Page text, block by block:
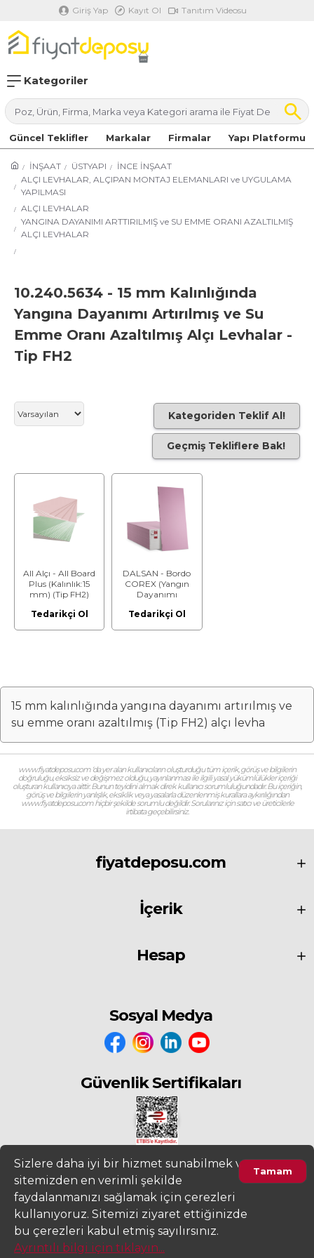
Giriş Yap Kayıt Ol Tanıtım Videosu
Kategoriler
Güncel Teklifler Markalar Firmalar Yapı Platformu
İNŞAAT ÜSTYAPI
İNCE İNŞAAT
ALÇI LEVHALAR, ALÇIPAN MONTAJ ELEMANLARI ve UYGULAMA
YAPILMASI
ALÇI LEVHALAR
YANGINA DAYANIMI ARTTIRILMIŞ ve SU EMME ORANI AZALTILMIŞ
ALÇI LEVHALAR
10.240.5634 - 15 mm Kalınlığında
Yangına Dayanımı Artırılmış ve Su
Emme Oranı Azaltılmış Alçı Levhalar -
Tip FH2
Kategoriden Teklif Al!
Geçmiş Tekliflere Bak!
All Alçı - All Board
Plus (Kalınlık:15
mm) (Tip FH2)
Tedarikçi Ol
DALSAN - Bordo
COREX (Yangın
Dayanımı
Emme Oranı
Tedarikçi Ol
15 mm kalınlığında yangına dayanımı artırılmış ve
su emme oranı azaltılmış (Tip FH2) alçı levha
www.fiyatdeposu.com ‘da yer alan kullanıcıların oluşturduğu tüm içerik, görüş ve bilgilerin
doğruluğu, eksiksiz ve değişmez olduğu, yayınlanması ile ilgili yasal yükümlülükler içeriği
oluşturan kullanıcıya aittir. Bunun teyidini almak direk kullanıcı sorumluluğundadır. Bu içeriğin,
görüş ve bilgilerin yanlışlık, eksiklik veya yasalarla düzenlenmiş kurallara aykırılığından
www.fiyatdeposu.com hiçbir şekilde sorumlu değildir. Sorularınız için satıcı ve üreticilerle
irtibata geçebilirsiniz.
fiyatdeposu.com
İçerik
Hesap
Sosyal Medya
Güvenlik Sertifikaları
2022 www.fiyatdeposu.com
Altera Bilgi Teknolojileri LTD. ŞTİ. Her
Hakkı Saklıdır.
Gizlilik ve KVKK Aydınlatma Metni Kullanım Sözleşmesi
Tamam
Sizlere daha iyi bir hizmet sunabilmek ve
sitemizden en verimli şekilde
faydalanmanızı sağlamak için çerezleri
kullanıyoruz. Sitemizi ziyaret ettiğinizde
bu çerezleri kabul etmiş sayılırsınız.
Ayrıntılı bilgi için tıklayın...
Ürünleri Filtrele